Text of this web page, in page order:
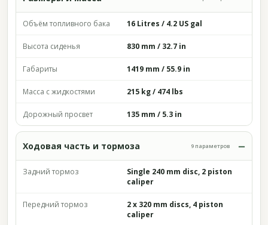
Объём топливного бака 16 Litres / 4.2 US gal
Высота сиденья 830 mm / 32.7 in
Габариты 1419 mm / 55.9 in
Масса с жидкостями 215 kg / 474 lbs
Дорожный просвет 135 mm / 5.3 in
Ходовая часть и тормоза 9 параметров
Задний тормоз
Single 240 mm disc, 2 piston
caliper
Передний тормоз
2 x 320 mm discs, 4 piston
caliper